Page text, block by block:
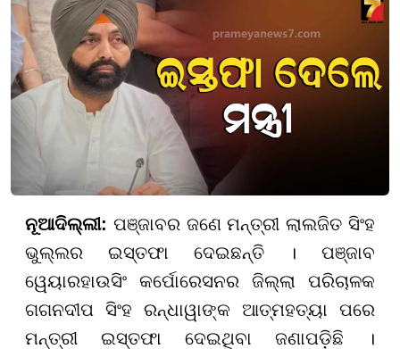
ନୂଆଦିଲ୍ଲୀ: ପଞ୍ଜାବର ଜଣେ ମନ୍ତ୍ରୀ ଲାଲଜିତ ସିଂହ
ଭୁଲ୍ଲର ଇସ୍ତଫା ଦେଇଛନ୍ତି । ପଞ୍ଜାବ
ୱେୟାରହାଉସିଂ କର୍ପୋରେସନର ଜିଲ୍ଲା ପରିଚାଳକ
ଗଗନଦୀପ ସିଂହ ରନ୍ଧାୱାଙ୍କ ଆତ୍ମହତ୍ୟା ପରେ
ମନ୍ତ୍ରୀ ଇସ୍ତଫା ଦେଇଥିବା ଜଣାପଡ଼ିଛି ।